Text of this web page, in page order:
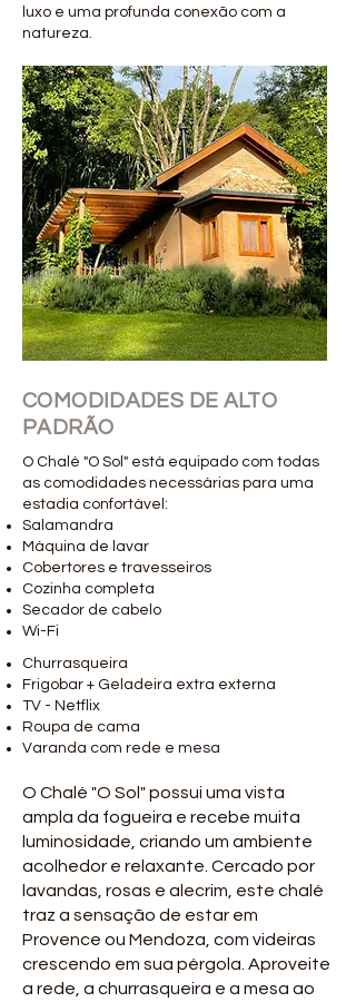
luxo e uma profunda conexão com a
natureza.
COMODIDADES DE ALTO
PADRÃO
O Chalé "O Sol" está equipado com todas
as comodidades necessárias para uma
estadia confortável:
Salamandra
Máquina de lavar
Cobertores e travesseiros
Cozinha completa
Secador de cabelo
Wi-Fi
Churrasqueira
Frigobar + Geladeira extra externa
TV - Netflix
Roupa de cama
Varanda com rede e mesa
O Chalé "O Sol" possui uma vista
ampla da fogueira e recebe muita
luminosidade, criando um ambiente
acolhedor e relaxante. Cercado por
lavandas, rosas e alecrim, este chalé
traz a sensação de estar em
Provence ou Mendoza, com videiras
crescendo em sua pérgola. Aproveite
a rede, a churrasqueira e a mesa ao